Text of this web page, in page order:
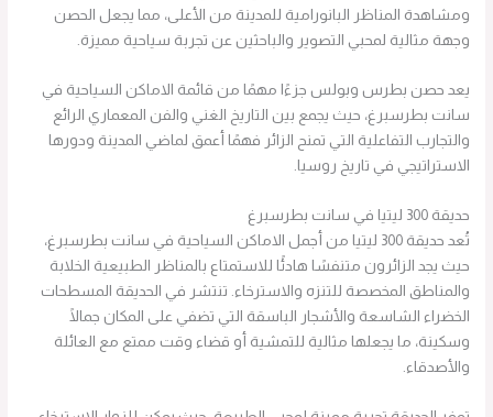
ومشاهدة المناظر البانورامية للمدينة من الأعلى، مما يجعل الحصن
وجهة مثالية لمحبي التصوير والباحثين عن تجربة سياحية مميزة.
يعد حصن بطرس وبولس جزءًا مهمًا من قائمة الاماكن السياحية في
سانت بطرسبرغ، حيث يجمع بين التاريخ الغني والفن المعماري الرائع
والتجارب التفاعلية التي تمنح الزائر فهمًا أعمق لماضي المدينة ودورها
الاستراتيجي في تاريخ روسيا.
حديقة 300 ليتيا في سانت بطرسبرغ
تُعد حديقة 300 ليتيا من أجمل الاماكن السياحية في سانت بطرسبرغ،
حيث يجد الزائرون متنفسًا هادئًا للاستمتاع بالمناظر الطبيعية الخلابة
والمناطق المخصصة للتنزه والاسترخاء. تنتشر في الحديقة المسطحات
الخضراء الشاسعة والأشجار الباسقة التي تضفي على المكان جمالًا
وسكينة، ما يجعلها مثالية للتمشية أو قضاء وقت ممتع مع العائلة
والأصدقاء.